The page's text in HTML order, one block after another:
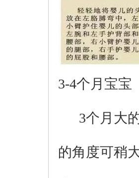
3-4个月宝宝
3个月大
的角度可稍